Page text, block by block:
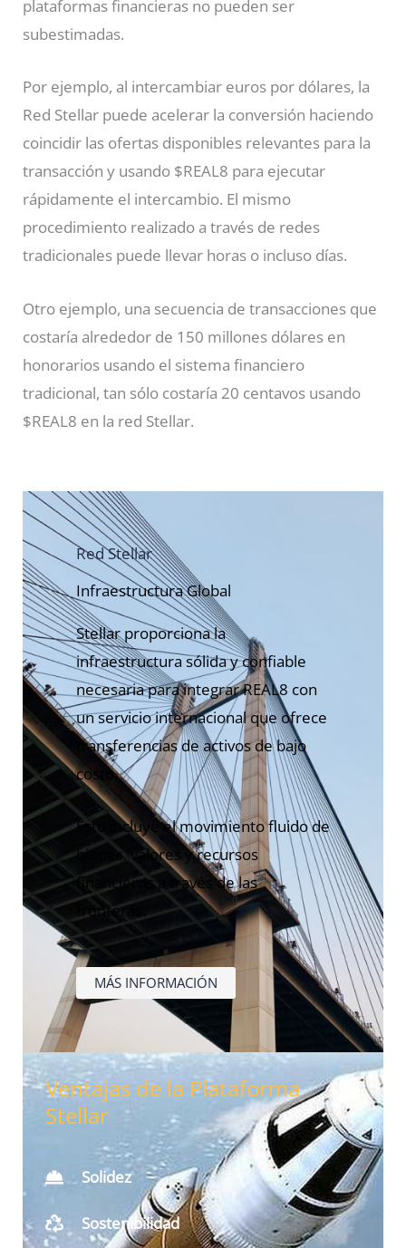
plataformas financieras no pueden ser
subestimadas.
Por ejemplo, al intercambiar euros por dólares, la
Red Stellar puede acelerar la conversión haciendo
coincidir las ofertas disponibles relevantes para la
transacción y usando $REAL8 para ejecutar
rápidamente el intercambio. El mismo
procedimiento realizado a través de redes
tradicionales puede llevar horas o incluso días.
Otro ejemplo, una secuencia de transacciones que
costaría alrededor de 150 millones dólares en
honorarios usando el sistema financiero
tradicional, tan sólo costaría 20 centavos usando
$REAL8 en la red Stellar.
Red Stellar
Infraestructura Global
Stellar proporciona la
infraestructura sólida y confiable
necesaria para integrar REAL8 con
un servicio internacional que ofrece
transferencias de activos de bajo
costo.
Esto incluye el movimiento fluido de
bienes, valores y recursos
financieros a través de las
fronteras.
MÁS INFORMACIÓN
Ventajas de la Plataforma
Stellar
Solidez
Sostenibilidad